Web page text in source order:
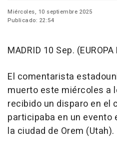
Miércoles, 10 septiembre 2025
Publicado: 22:54
MADRID 10 Sep. (EUROPA
El comentarista
muerto este miércoles a
recibido un disparo en el
participaba en un evento
la ciudad de Orem (Utah).